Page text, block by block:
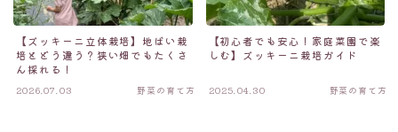
【ズッキーニ立体栽培】地ばい栽
培とどう違う？狭い畑でもたくさ
ん採れる！
2026.07.03 野菜の育て方
【初心者でも安心！家庭菜園で楽
しむ】ズッキーニ栽培ガイド
2025.04.30 野菜の育て方